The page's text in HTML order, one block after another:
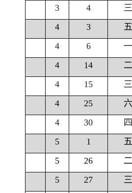
3
4 三
4
3 五
4
6 一
4
14 二
4
15 三
4
25 六
4
30 四
5
1 五
5
26 二
5
27 三